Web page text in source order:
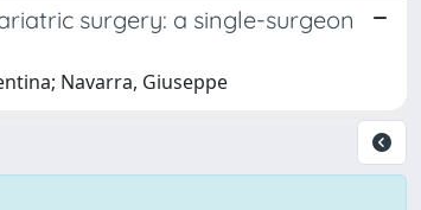
surgery: a single-surgeon
Navarra, Giuseppe